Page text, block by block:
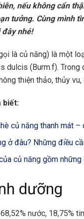
nếu không cẩn
tưởng. Cùng mình
nhé!
là củ năng) là một
dulcis (Burm.f). Trong
thiện thảo, thủy
biết:
củ năng thanh mát –
ở đâu? Những điều
củ năng gồm
dưỡng
nước, 18,75%